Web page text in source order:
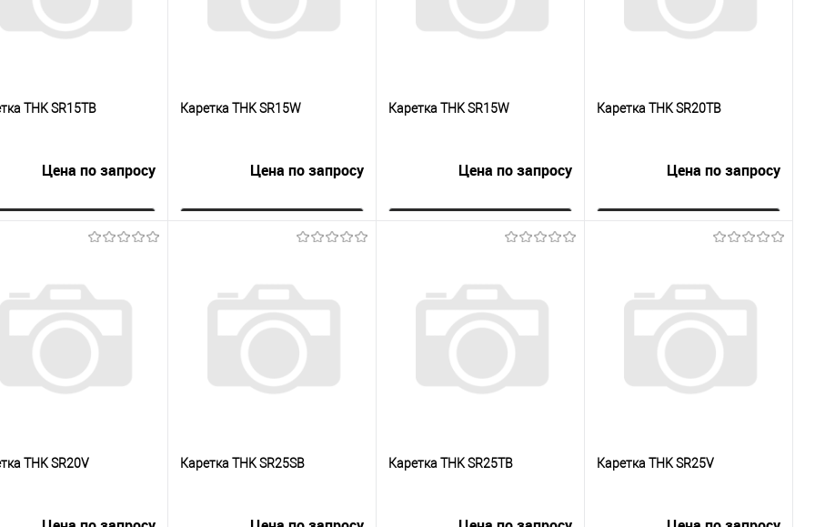
THK SR15TB
Цена по запросу
Запросить цену
Купить в 1
сравнению
В избранное
Под заказ
Каретка THK SR15W
Цена по запросу
Запросить цену
Купить в 1
сравнению
В избранное
Под заказ
Каретка THK SR15W
Цена по запросу
Запросить цену
Купить в 1
сравнению
В избранное
Под заказ
Каретка THK SR20TB
Цена по запросу
Запросить цену
Купить в 1
сравнению
В избранное
Под заказ
THK SR20V Каретка THK SR25SB Каретка THK SR25TB Каретка THK SR25V